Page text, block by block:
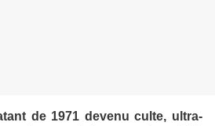
de 1971 devenu culte, ultra-